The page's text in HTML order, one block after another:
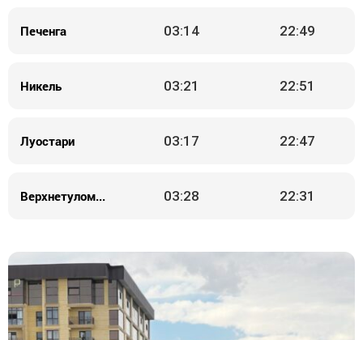
Печенга 03:14 22:49
Никель 03:21 22:51
Луостари 03:17 22:47
Верхнетуломский 03:28 22:31